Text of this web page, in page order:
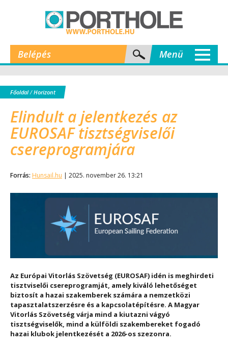
Belépés Menü
Főoldal/Horizont
Elindult a jelentkezés az
EUROSAF tisztségviselői
csereprogramjára
Forrás: Hunsail.hu | 2025. november 26. 13:21
Az Európai Vitorlás Szövetség (EUROSAF) idén is meghirdeti
tisztviselői csereprogramját, amely kiváló lehetőséget
biztosít a hazai szakemberek számára a nemzetközi
tapasztalatszerzésre és a kapcsolatépítésre. A Magyar
Vitorlás Szövetség várja mind a kiutazni vágyó
tisztségviselők, mind a külföldi szakembereket fogadó
hazai klubok jelentkezését a 2026-os szezonra.